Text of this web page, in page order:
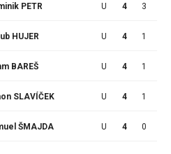
PETR U 4 3
HUJER U 4 1
BAREŠ U 4 1
SLAVÍČEK U 4 1
ŠMAJDA U 4 0